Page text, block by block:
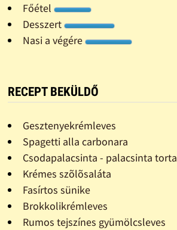
Főétel
Desszert
Nasi a végére
RECEPT BEKÜLDŐ
Gesztenyekrémleves
Spagetti alla carbonara
Csodapalacsinta - palacsinta torta
Krémes szõlõsaláta
Fasírtos sünike
Brokkolikrémleves
Rumos tejszínes gyümölcsleves